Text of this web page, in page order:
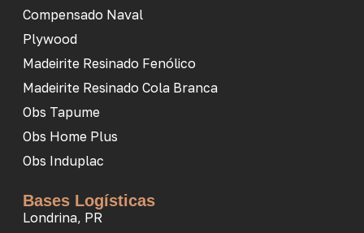
Compensado Naval
Plywood
Madeirite Resinado Fenólico
Madeirite Resinado Cola Branca
Obs Tapume
Obs Home Plus
Obs Induplac
Bases Logísticas
Londrina, PR